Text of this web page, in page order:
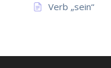
Verb „sein“